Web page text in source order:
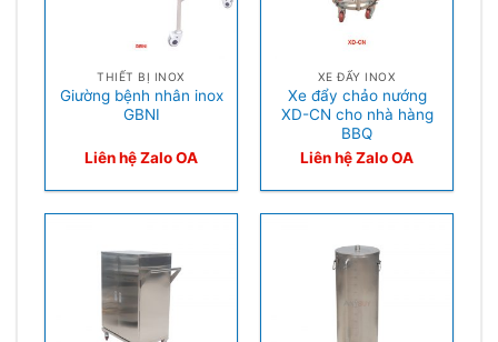
THIẾT BỊ INOX
Giường bệnh nhân inox
GBNI
Liên hệ Zalo OA
XE ĐẨY INOX
Xe đẩy chảo nướng
XD-CN cho nhà hàng
BBQ
Liên hệ Zalo OA